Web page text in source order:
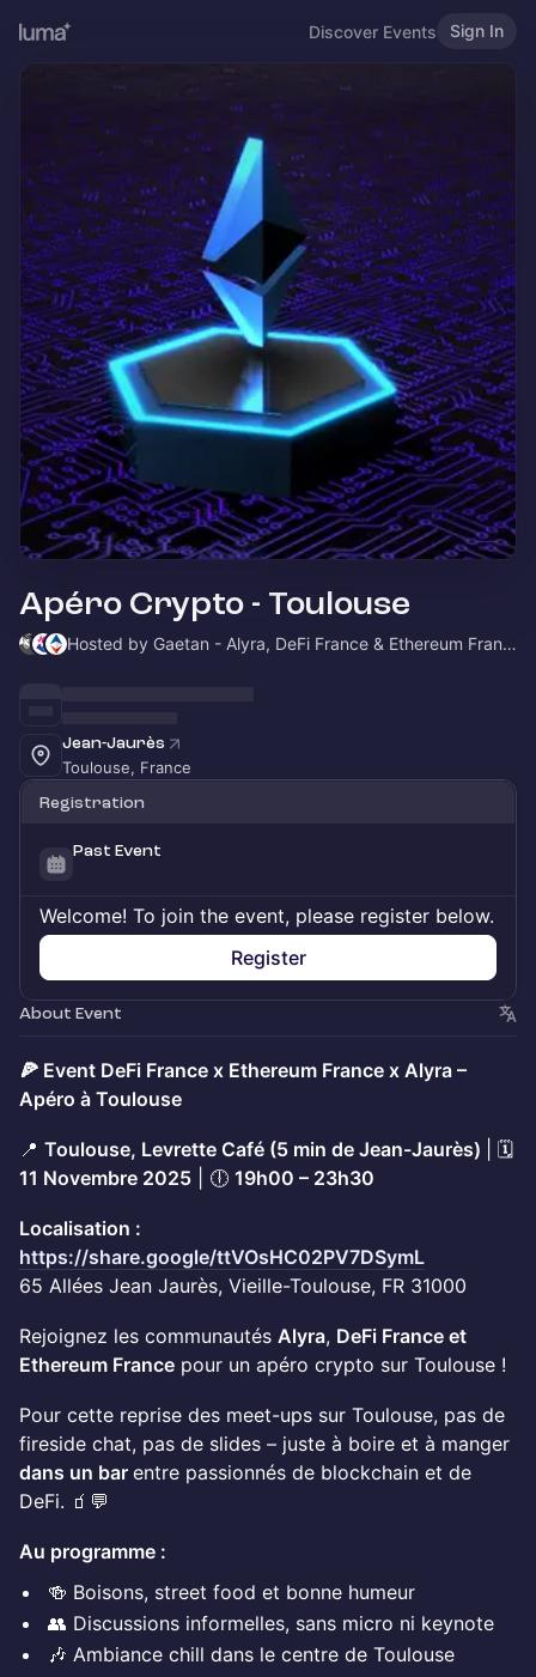
Discover Events Sign In
Apéro Crypto - Toulouse
Hosted by Gaetan - Alyra, DeFi France & Ethereum France
Jean-Jaurès
Toulouse, France
Registration
Past Event
Welcome! To join the event, please register below.
Register
About Event
🍕 Event DeFi France x Ethereum France x Alyra –
Apéro à Toulouse
​​📍 Toulouse, Levrette Café (5 min de Jean-Jaurès)
| 🗓️
11 Novembre 2025 | 🕕 19h00 – 23h30
Localisation :
https://share.google/ttVOsHC02PV7DSymL
65 Allées Jean Jaurès, Vieille-Toulouse, FR 31000
​​Rejoignez les communautés Alyra, DeFi France et
Ethereum France pour un apéro crypto sur Toulouse !
​Pour cette reprise des meet-ups sur Toulouse, pas de
fireside chat, pas de slides – juste à boire et à manger
dans un bar entre passionnés de blockchain et de
DeFi. 🧃💬
Au programme :
​​🍻 Boisons, street food et bonne humeur
​​👥 Discussions informelles, sans micro ni keynote
​​🎶 Ambiance chill dans le centre de Toulouse